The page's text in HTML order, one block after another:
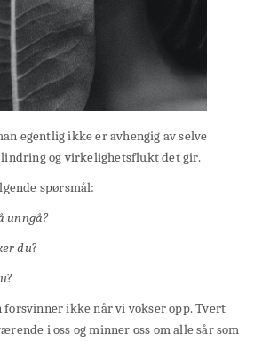
egentlig ikke er avhengig av selve
lindring og virkelighetsflukt det gir.
spørsmål:
unngå?
du?
?
ikke når vi vokser opp. Tvert
i oss og minner oss om alle sår som